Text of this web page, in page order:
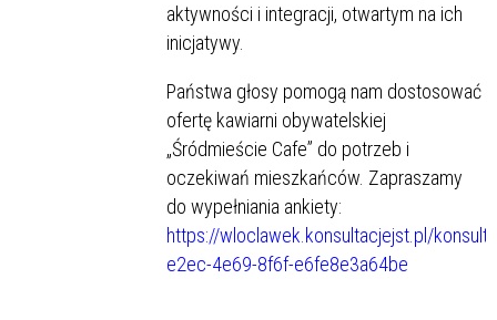
aktywności i integracji, otwartym na ich
inicjatywy.
Państwa głosy pomogą nam dostosować
ofertę kawiarni obywatelskiej
„Śródmieście Cafe” do potrzeb i
oczekiwań mieszkańców. Zapraszamy
do wypełniania ankiety:
https://wloclawek.konsultacjejst.pl/
e2ec-4e69-8f6f-e6fe8e3a64be